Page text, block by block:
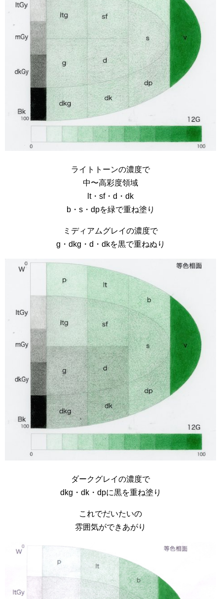
ライトトーンの濃度で
中〜高彩度領域
lt・sf・d・dk
b・s・dpを緑で重ね塗り
ミディアムグレイの濃度で
g・dkg・d・dkを黒で重ねぬり
ダークグレイの濃度で
dkg・dk・dpに黒を重ね塗り
これでだいたいの
雰囲気ができあがり